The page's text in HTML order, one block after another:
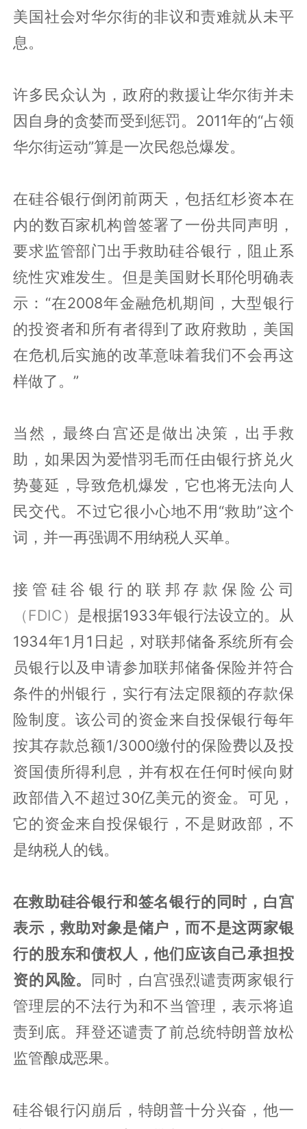
美国社会对华尔街的非议和责难就从未平
息。
许多民众认为，政府的救援让华尔街并未
因自身的贪婪而受到惩罚。2011年的“占领
华尔街运动”算是一次民怨总爆发。
在硅谷银行倒闭前两天，包括红杉资本在
内的数百家机构曾签署了一份共同声明，
要求监管部门出手救助硅谷银行，阻止系
统性灾难发生。但是美国财长耶伦明确表
示：“在2008年金融危机期间，大型银行
的投资者和所有者得到了政府救助，美国
在危机后实施的改革意味着我们不会再这
样做了。”
当然，最终白宫还是做出决策，出手救
助，如果因为爱惜羽毛而任由银行挤兑火
势蔓延，导致危机爆发，它也将无法向人
民交代。不过它很小心地不用“救助”这个
词，并一再强调不用纳税人买单。
接管硅谷银行的联邦存款保险公司
（FDIC） 是根据1933年银行法设立的。从
1934年1月1日起，对联邦储备系统所有会
员银行以及申请参加联邦储备保险并符合
条件的州银行，实行有法定限额的存款保
险制度。该公司的资金来自投保银行每年
按其存款总额1/3000缴付的保险费以及投
资国债所得利息，并有权在任何时候向财
政部借入不超过30亿美元的资金。可见，
它的资金来自投保银行，不是财政部，不
是纳税人的钱。
在救助硅谷银行和签名银行的同时，白宫
表示，救助对象是储户，而不是这两家银
行的股东和债权人，他们应该自己承担投
资的风险。 同时，白宫强烈谴责两家银行
管理层的不法行为和不当管理，表示将追
责到底。拜登还谴责了前总统特朗普放松
监管酿成恶果。
硅谷银行闪崩后，特朗普十分兴奋，他一